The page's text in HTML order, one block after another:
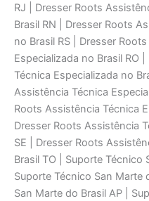
RJ | Dresser Roots
Brasil RN | Dresser Roots
no Brasil RS | Dresser
Especializada no Brasil RO
Técnica Especializada no
Assistência Técnica
Roots Assistência Técnica
Dresser Roots Assistência
SE | Dresser Roots
Brasil TO | Suporte Técnico
Suporte Técnico San Marte
San Marte do Brasil AP |